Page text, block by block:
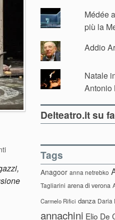
Médée
più la
Addio
Natale
Antonio
Delteatro.it su
Tags
Anagoor anna netrebko
Tagliarini arena di verona
Carmelo Rifici danza Daria
annachini Elio De